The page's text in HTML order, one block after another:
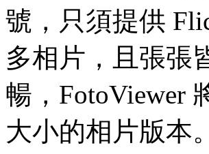
號，只須提供
多相片，且張張
暢，FotoViewer
大小的相片版本